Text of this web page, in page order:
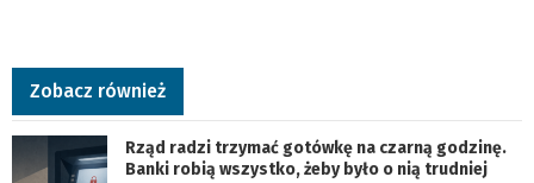
Zobacz również
Rząd radzi trzymać gotówkę na czarną godzinę.
Banki robią wszystko, żeby było o nią trudniej